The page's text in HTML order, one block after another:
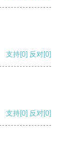
支持[0] 反对[0]
支持[0] 反对[0]